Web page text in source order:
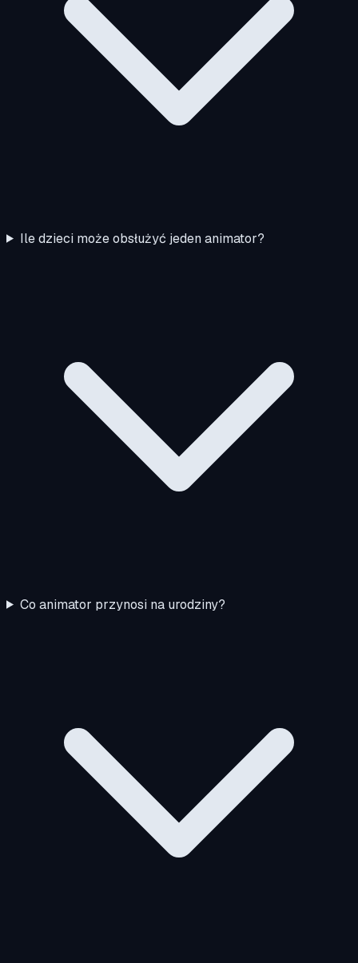
Ile dzieci może obsłużyć jeden animator?
Co animator przynosi na urodziny?